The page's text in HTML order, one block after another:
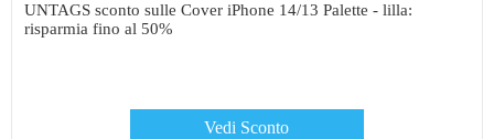
UNTAGS sconto sulle Cover iPhone 14/13 Palette - lilla:
risparmia fino al 50%
Vedi Sconto